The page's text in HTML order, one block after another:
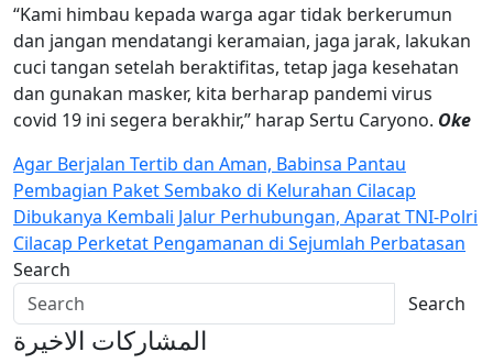
“Kami himbau kepada warga agar tidak berkerumun
dan jangan mendatangi keramaian, jaga jarak, lakukan
cuci tangan setelah beraktifitas, tetap jaga kesehatan
dan gunakan masker, kita berharap pandemi virus
covid 19 ini segera berakhir,” harap Sertu Caryono. Oke
Navigasi
pos
Agar Berjalan Tertib dan Aman, Babinsa Pantau
Pembagian Paket Sembako di Kelurahan Cilacap
Dibukanya Kembali Jalur Perhubungan, Aparat TNI-Polri
Cilacap Perketat Pengamanan di Sejumlah Perbatasan
Search
Search
المشاركات الاخيرة